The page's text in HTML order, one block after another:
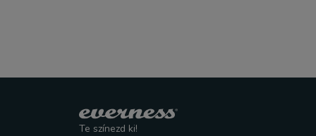
Te színezd ki!